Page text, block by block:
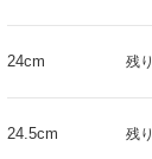
24cm 残
24.5cm 残